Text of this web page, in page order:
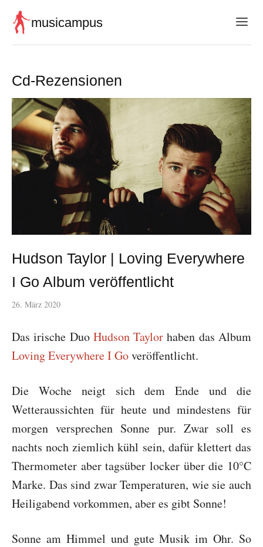
musicampus
Cd-Rezensionen
Hudson Taylor | Loving Everywhere
I Go Album veröffentlicht
26. März 2020
Das irische Duo Hudson Taylor haben das Album
Loving Everywhere I Goveröffentlicht.
Die Woche neigt sich dem Ende und die
Wetteraussichten für heute und mindestens für
morgen versprechen Sonne pur. Zwar soll es
nachts noch ziemlich kühl sein, dafür klettert das
Thermometer aber tagsüber locker über die 10°C
Marke. Das sind zwar Temperaturen, wie sie auch
Heiligabend vorkommen, aber es gibt Sonne!
Sonne am Himmel und gute Musik im Ohr. So